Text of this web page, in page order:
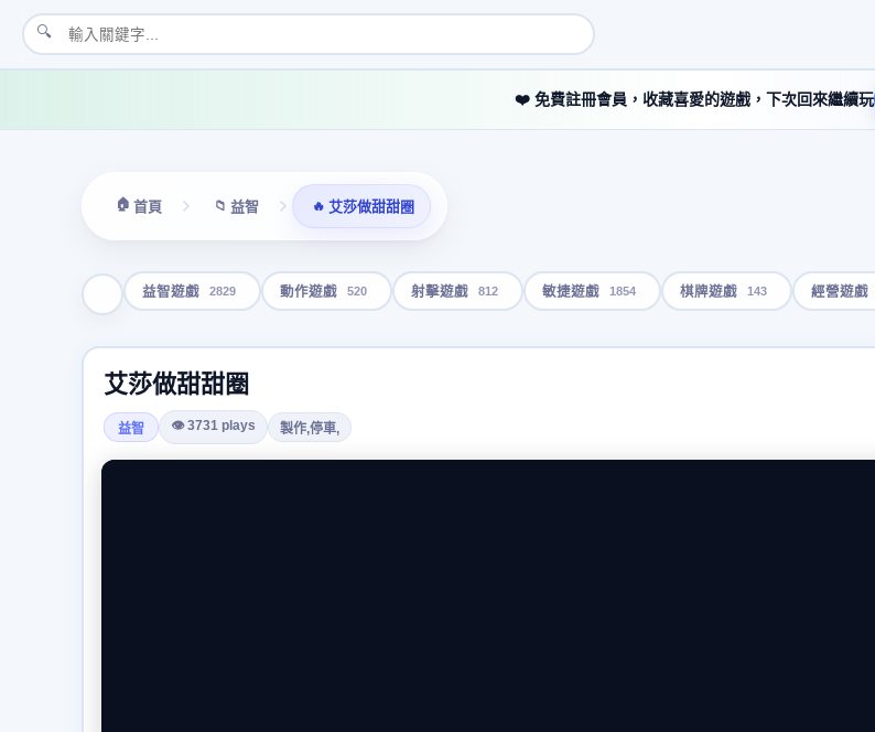
🔍
❤️ 免費註冊會員，收藏喜愛的遊戲，下次回來繼續玩
🏠 首頁 📁 益智 🔥 艾莎做甜甜圈
益智遊戲 2829 動作遊戲 520 射擊遊戲 812 敏捷遊戲 1854 棋牌遊戲 143 經營遊戲
艾莎做甜甜圈
益智 👁 3731 plays 製作,停車,